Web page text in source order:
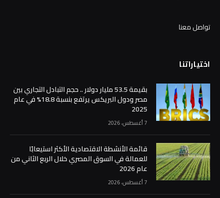
تواصل معنا
اختياراتنا
بقيمة 53.5 مليار دولار .. حجم التبادل التجاري بين
مصر ودول البريكس يرتفع بنسبة 18.8% في عام
2025
7 أغسطس، 2026
قائمة الأنشطة الاقتصادية الأكثر استيعابًا
للعمالة في السوق المصري خلال الربع الثاني من
عام 2026
7 أغسطس، 2026